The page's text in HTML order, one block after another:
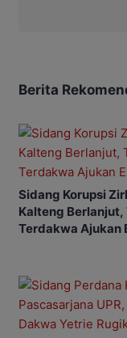
Berita
Sidang Korupsi
Kalteng Berlanjut,
Terdakwa Ajukan